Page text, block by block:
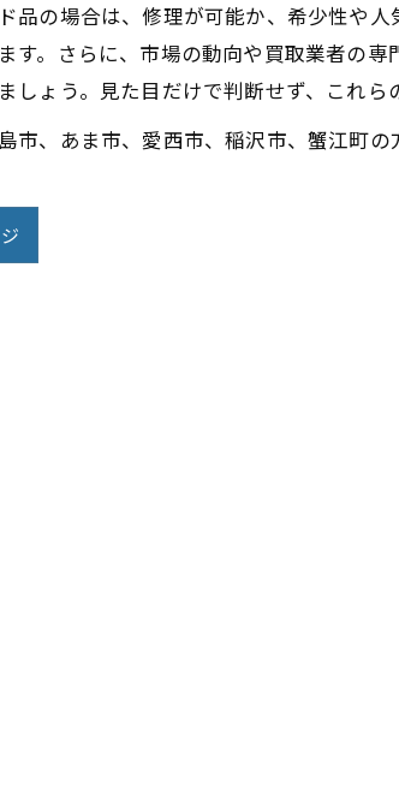
品の場合は、修理が可能か、希少性や
す。さらに、市場の動向や買取業者の
しょう。見た目だけで判断せず、これ
市、あま市、愛西市、稲沢市、蟹江町の